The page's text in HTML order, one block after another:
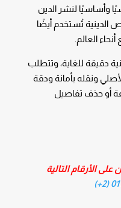
وأساسيًا لنشر الدين
الدينية تُستخدم أيضًا
العالم.
دقيقة للغاية، وتتطلب
ونقله بأمانة ودقة
أو حذف تفاصيل
الأرقام التالية